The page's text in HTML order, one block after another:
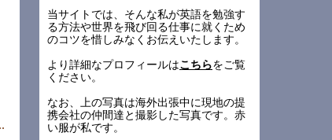
当サイトでは、そんな私が英語を勉強す
る方法や世界を飛び回る仕事に就くため
のコツを惜しみなくお伝えいたします。
より詳細なプロフィールはこちらをご覧
ください。
なお、上の写真は海外出張中に現地の提
携会社の仲間達と撮影した写真です。赤
い服が私です。